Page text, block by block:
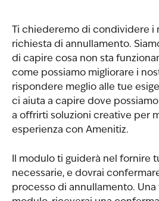
Ti chiederemo di condividere i
richiesta di annullamento.
di capire cosa non sta
come possiamo migliorare i
rispondere meglio alle tue
ci aiuta a capire dove
a offrirti soluzioni creative per
esperienza con Amenitiz.
Il modulo ti guiderà nel fornire
necessarie, e dovrai
processo di annullamento. Una